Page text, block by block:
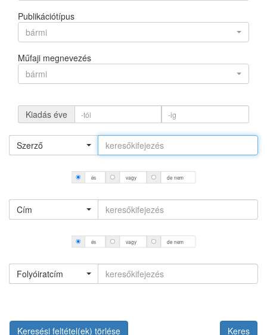
Publikációtípus
bármi
Műfaji megnevezés
bármi
Kiadás éve
Szerző
és vagy de nem
Cím
és vagy de nem
Folyóiratcím
Keresési feltétel(ek) törlése